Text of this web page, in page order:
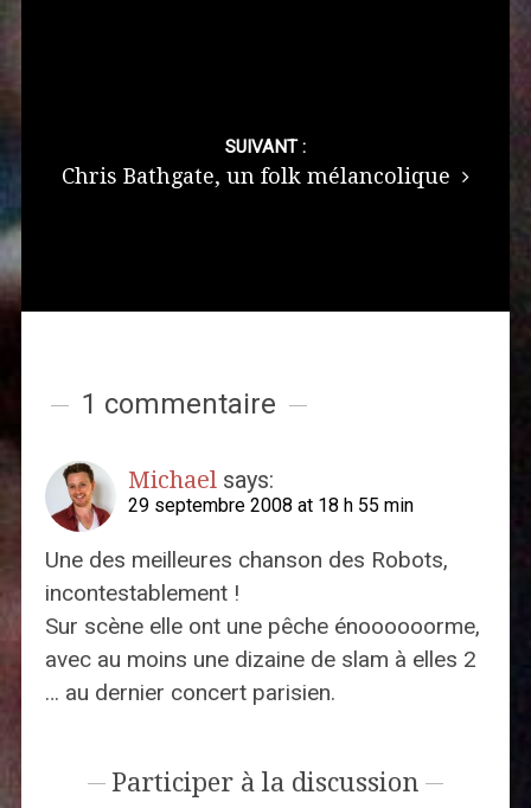
SUIVANT :
Chris Bathgate, un folk mélancolique
1 commentaire
Michael says:
29 septembre 2008 at 18 h 55 min
Une des meilleures chanson des Robots,
incontestablement !
Sur scène elle ont une pêche énoooooorme,
avec au moins une dizaine de slam à elles 2
… au dernier concert parisien.
Participer à la discussion